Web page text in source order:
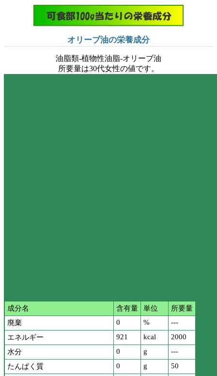
オリーブ油の栄養成分
油脂類-植物性油脂-オリーブ油
所要量は30代女性の値です。
成分名 含有量 単位
所要量
廃棄
0 %
---
エネルギー
921 kcal
2000
水分
0 g
---
たんぱく質
0 g
50